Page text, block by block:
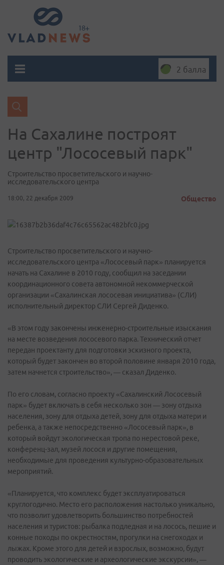
2 балла
На Сахалине построят
центр "Лососевый парк"
Строительство просветительского и научно-
исследовательского центра
18:00, 22 декабря 2009 Общество
Строительство просветительского и научно-
исследовательского центра «Лососевый парк» планируется
начать на Сахалине в 2010 году, сообщил на заседании
координационного совета автономной некоммерческой
организации «Сахалинская лососевая инициатива» (СЛИ)
исполнительный директор СЛИ Сергей Диденко.
«В этом году закончены инженерно-строительные изыскания
на месте возведения лососевого парка. Технический отчет
передан проектанту для подготовки эскизного проекта,
который будет закончен во второй половине января 2010 года,
затем начнется строительство», — сказал Диденко.
По его словам, согласно проекту «Сахалинский Лососевый
парк» будет включать в себя несколько зон — зону отдыха
населения, зону для отдыха детей, зону для отдыха матери и
ребенка, а также непосредственно «Лососевый парк», в
который войдут экологическая тропа по нерестовой реке,
конференц-зал, музей лосося и другие помещения,
необходимые для проведения культурно-образовательных
мероприятий.
«Планируется, что комплекс будет эксплуатироваться
круглогодично. Место его расположения настолько уникально,
что позволит удовлетворить большинство потребностей
населения и туристов: рыбалка подледная и на лосось, пешие и
конные походы по окрестностям, прогулки на снегоходах и
лыжах. Кроме этого для детей и взрослых, возможно, будут
проводить экологические и археологические экскурсии», —